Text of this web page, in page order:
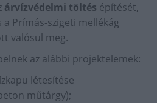
árvízvédelmi töltés építését,
Prímás-szigeti mellékág
valósul meg.
az alábbi projektelemek:
létesítése
műtárgy);